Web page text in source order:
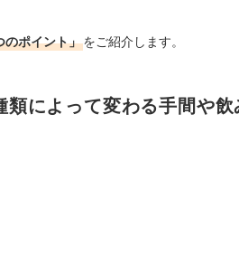
のポイント」をご紹介します。
によって変わる手間や飲